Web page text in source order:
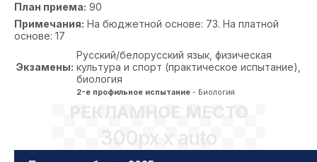
План приема: 90
Примечания: На бюджетной основе: 73. На платной
основе: 17
Экзамены:
Русский/белорусский язык, физическая
культура и спорт (практическое испытание),
биология
2-е профильное испытание - Биология
РЕКЛАМНОЕ МЕСТО
300px x auto